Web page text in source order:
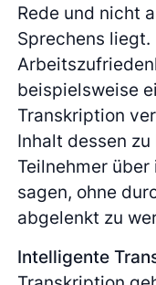
Rede und nicht
Sprechens
beispielsweise
Transkription
Inhalt dessen
Teilnehmer
sagen, ohne
abgelenkt zu
Intelligente